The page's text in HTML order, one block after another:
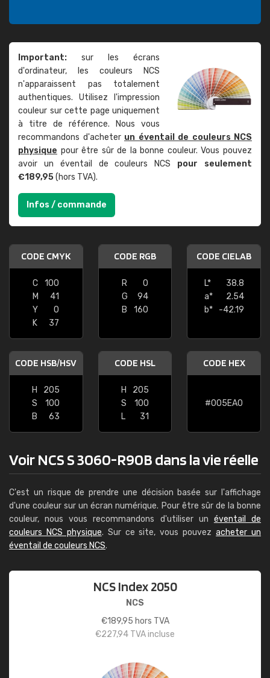
Important: sur les écrans
d'ordinateur, les couleurs NCS
n'apparaissent pas totalement
authentiques. Utilisez l'impression
couleur sur cette page uniquement
à titre de référence. Nous vous
recommandons d'acheter un éventail de couleurs NCS
physique pour être sûr de la bonne couleur. Vous pouvez
avoir un éventail de couleurs NCS pour seulement
€189,95(hors TVA).
Infos / commande
CODE CMYK
C
100
M
41
Y
0
K
37
CODE RGB
R
0
G
94
B
160
CODE CIELAB
L*
38.8
a*
2.54
b*
-42.19
CODE HSB/HSV
H
205
S
100
B
63
CODE HSL
H
205
S
100
L
31
CODE HEX
#005EA0
Voir NCS S 3060-R90B dans la vie réelle
C'est un risque de prendre une décision basée sur l'affichage
d'une couleur sur un écran numérique. Pour être sûr de la bonne
couleur, nous vous recommandons d'utiliser un éventail de
couleurs NCS physique. Sur ce site, vous pouvezacheter un
éventail de couleurs NCS.
NCS Index 2050
NCS
€189,95 hors TVA
€227,94 TVA incluse